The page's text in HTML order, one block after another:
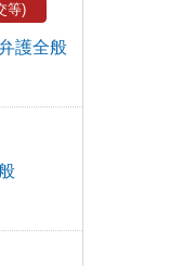
等)
護全般